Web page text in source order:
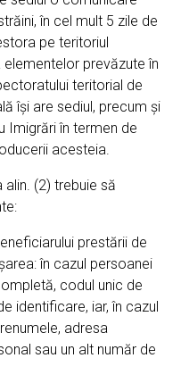
în cel mult 5 zile de
pe teritoriul
prevăzute în
teritorial de
îşi are sediul, precum şi
Imigrări în termen de
acesteia.
(2) trebuie să
prestării de
în cazul persoanei
codul unic de
identificare, iar, în cazul
adresa
sau un alt număr de